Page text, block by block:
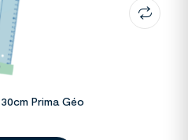
Prima Géo